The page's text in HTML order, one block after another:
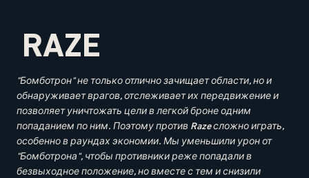
RAZE
"Бомботрон" не только отлично зачищает области, но и
обнаруживает врагов, отслеживает их передвижение и
позволяет уничтожать цели в легкой броне одним
попаданием по ним. Поэтому против Raze сложно играть,
особенно в раундах экономии. Мы уменьшили урон от
"Бомботрона", чтобы противники реже попадали в
безвыходное положение, но вместе с тем и снизили